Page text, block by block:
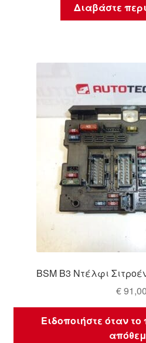
Διαβάστε
BSM B3 Ντέλφι
€91,00
Ειδοποιήστε όταν το